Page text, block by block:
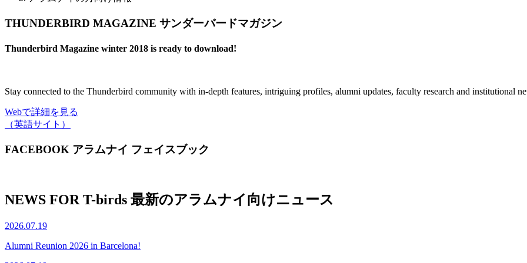
THUNDERBIRD MAGAZINE サンダーバードマガジン
Thunderbird Magazine winter 2018 is ready to download!
Stay connected to the Thunderbird community with in-depth features, intriguing profiles, alumni updates, faculty research and institutional
Webで詳細を見る
（英語サイト）
FACEBOOK アラムナイ フェイスブック
NEWS FOR T-birds 最新のアラムナイ向けニュース
2026.07.19
Alumni Reunion 2026 in Barcelona!